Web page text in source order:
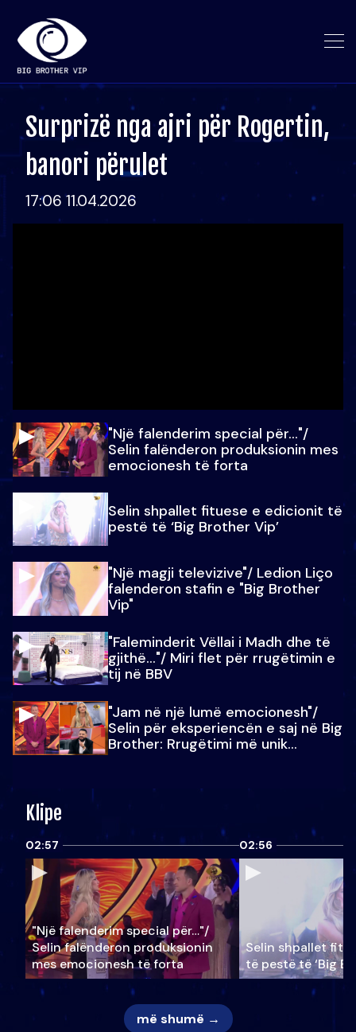
Surprizë nga ajri për Rogertin,
banori përulet
17:06 11.04.2026
"Një falenderim special për…"/
Selin falënderon produksionin mes
emocionesh të forta
Selin shpallet fituese e edicionit të
pestë të ‘Big Brother Vip’
"Një magji televizive"/ Ledion Liço
falenderon stafin e "Big Brother
Vip"
"Faleminderit Vëllai i Madh dhe të
gjithë…"/ Miri flet për rrugëtimin e
tij në BBV
"Jam në një lumë emocionesh"/
Selin për eksperiencën e saj në Big
Brother: Rrugëtimi më unik…
Klipe
02:57
"Një falenderim special për…"/
Selin falënderon produksionin
mes emocionesh të forta
02:56
Selin shpallet
të pestë të ‘Big
më shumë →